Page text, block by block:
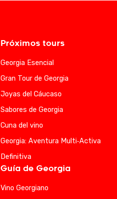
Próximos tours
Georgia Esencial
Gran Tour de Georgia
Joyas del Cáucaso
Sabores de Georgia
Cuna del vino
Georgia: Aventura Multi‑Activa
Definitiva
Guía de Georgia
Vino Georgiano